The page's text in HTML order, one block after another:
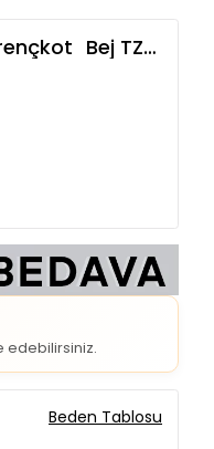
Bej TZLP-00018914
edebilirsiniz.
Beden Tablosu